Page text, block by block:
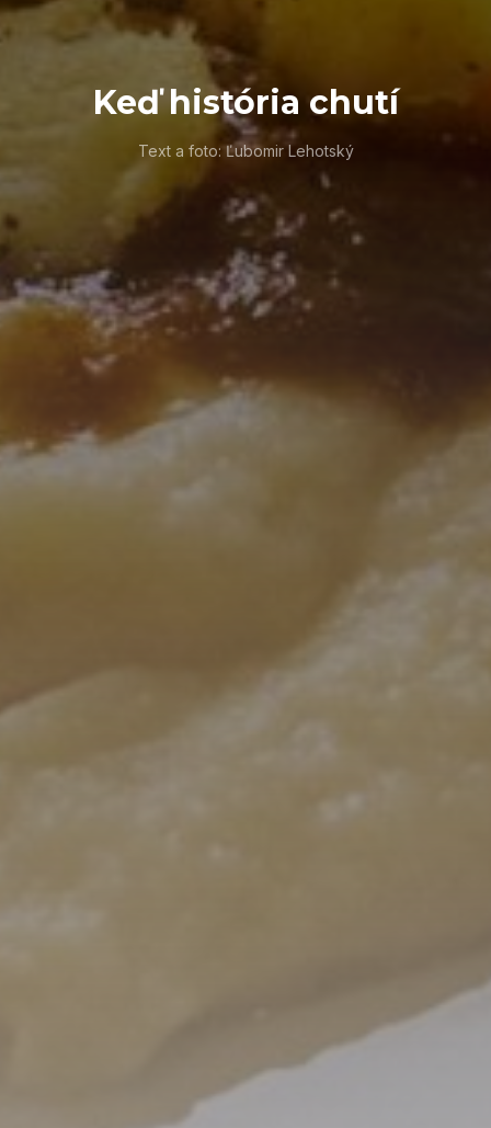
Keď história chutí
Text a foto: Ľubomir Lehotský